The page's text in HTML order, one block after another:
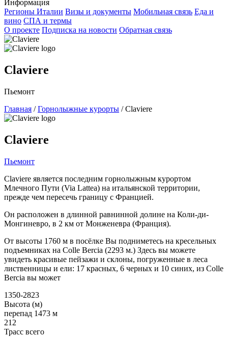
Информация
Регионы Италии Визы и документы Мобильная связь Еда и
вино СПА и термы
О проекте Подписка на новости Обратная связь
Claviere
Пьемонт
Главная / Горнолыжные курорты / Claviere
Claviere
Пьемонт
Claviere является последним горнолыжным курортом
Млечного Пути (Via Lattea) на итальянской территории,
прежде чем пересечь границу с Францией.
Он расположен в длинной равнинной долине на Коли-ди-
Монгиневро, в 2 км от Монженевра (Франция).
От высоты 1760 м в посёлке Вы подниметесь на кресельных
подъемниках на Colle Bercia (2293 м.) Здесь вы можете
увидеть красивые пейзажи и склоны, погруженные в леса
лиственницы и ели: 17 красных, 6 черных и 10 синих, из Colle
Bercia вы может
1350-2823
Высота (м)
перепад 1473 м
212
Трасс всего